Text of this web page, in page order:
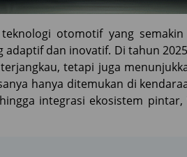
otomotif yang
dan inovatif. Di tahun
tetapi juga
hanya ditemukan di
integrasi ekosistem